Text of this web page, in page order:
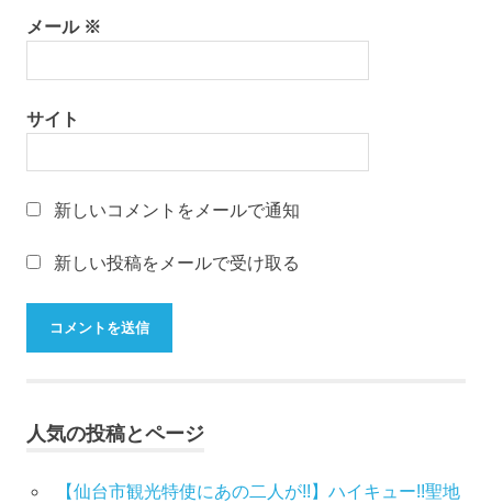
タ
物
専
形
袖
ル
着
布
メール ※
サイト
新しいコメントをメールで通知
新しい投稿をメールで受け取る
人気の投稿とページ
【仙台市観光特使にあの二人が!!】ハイキュー!!聖地